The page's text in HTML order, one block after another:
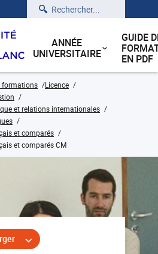
Rechercher
ANNÉE
UNIVERSITAIRE
GUIDE
EN PDF
formations
Licence
et relations internationales
et comparés
et comparés CM